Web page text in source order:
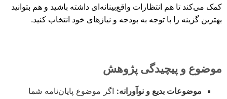
کمک می‌کند تا هم انتظارات واقع‌بینانه‌ای داشته باشید و هم بتوانید
بهترین گزینه را با توجه به بودجه و نیازهای خود انتخاب کنید.
موضوع و پیچیدگی پژوهش
موضوعات بدیع و نوآورانه: اگر موضوع پایان‌نامه شما